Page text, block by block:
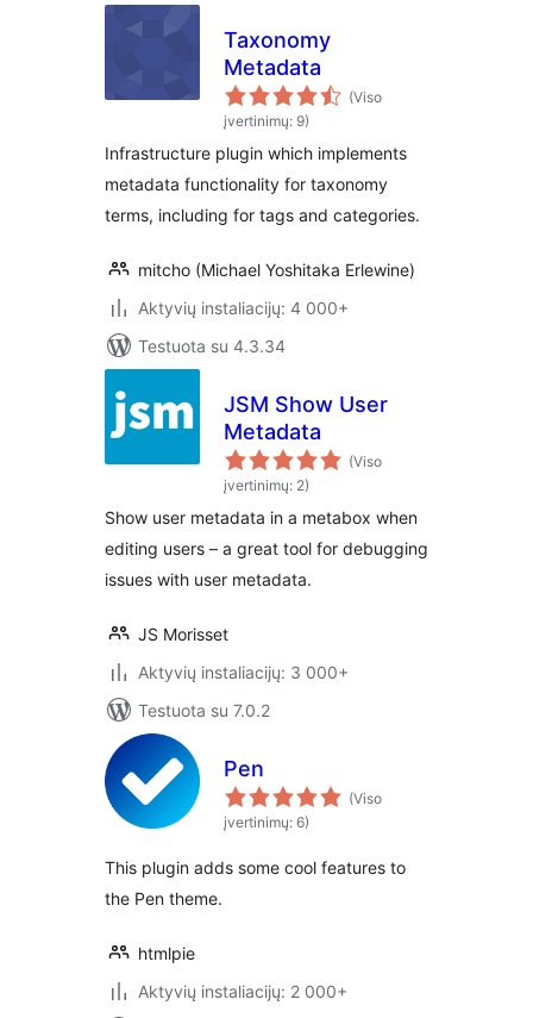
Taxonomy
Metadata
(Viso
įvertinimų: 9)
Infrastructure plugin which implements
metadata functionality for taxonomy
terms, including for tags and categories.
mitcho (Michael Yoshitaka Erlewine)
Aktyvių instaliacijų: 4 000+
Testuota su 4.3.34
JSM Show User
Metadata
(Viso
įvertinimų: 2)
Show user metadata in a metabox when
editing users – a great tool for debugging
issues with user metadata.
JS Morisset
Aktyvių instaliacijų: 3 000+
Testuota su 7.0.2
Pen
(Viso
įvertinimų: 6)
This plugin adds some cool features to
the Pen theme.
htmlpie
Aktyvių instaliacijų: 2 000+